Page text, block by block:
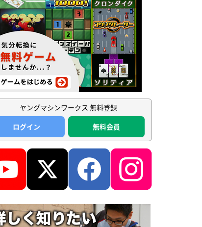
ヤングマシンワークス 無料登録
ログイン
無料会員